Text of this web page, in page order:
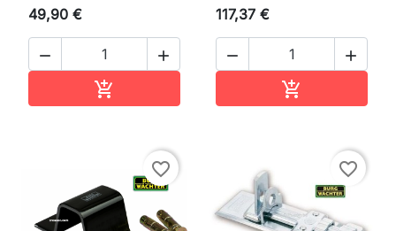
49,90 €
 

117,37 €
 

favorite_border favorite_border